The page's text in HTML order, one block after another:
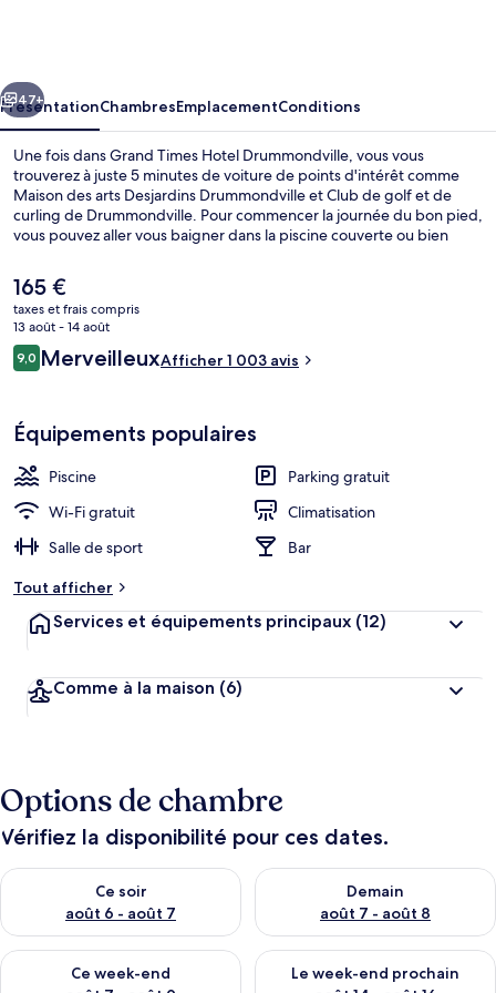
Suivant
47+
PrésentationChambresEmplacementConditions
Une fois dans Grand Times Hotel Drummondville, vous vous
trouverez à juste 5 minutes de voiture de points d'intérêt comme
Maison des arts Desjardins Drummondville et Club de golf et de
curling de Drummondville. Pour commencer la journée du bon pied,
vous pouvez aller vous baigner dans la piscine couverte ou bien
avantages de cet hébergement figurent une salle de fitness et un
bar / salon. Les autres voyageurs ne disent que du bien en ce qui
concerne le personnel attentionné.
Le
prix
actuel
est
de
165 €
taxes et frais compris
13 août - 14 août
Avis
voyageurs
9,09,0 sur 10
MerveilleuxAfficher 1 003 avis
Équipements populaires
Piscine
Parking gratuit
Wi-Fi gratuit
Climatisation
Salle de sport
Bar
Tout afficher
Services et équipements principaux (12)
Comme à la maison (6)
Options de chambre
Vérifiez la disponibilité pour ces dates.
Ce soir
août 6 - août 7
Vérifier la disponibilité pour ce soir août 6 - août 7
Demain
août 7 - août 8
Vérifier la disponibilité pour
Ce week-end
Vérifier la disponibilité pour ce week-end août 7 - août 9
Le week-end prochain
Vérifier la disponibilité pour